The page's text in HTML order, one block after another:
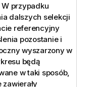
przypadku
dalszych selekcji
referencyjny
pozostanie i
wyszarzony w
będą
w taki sposób,
zawierały